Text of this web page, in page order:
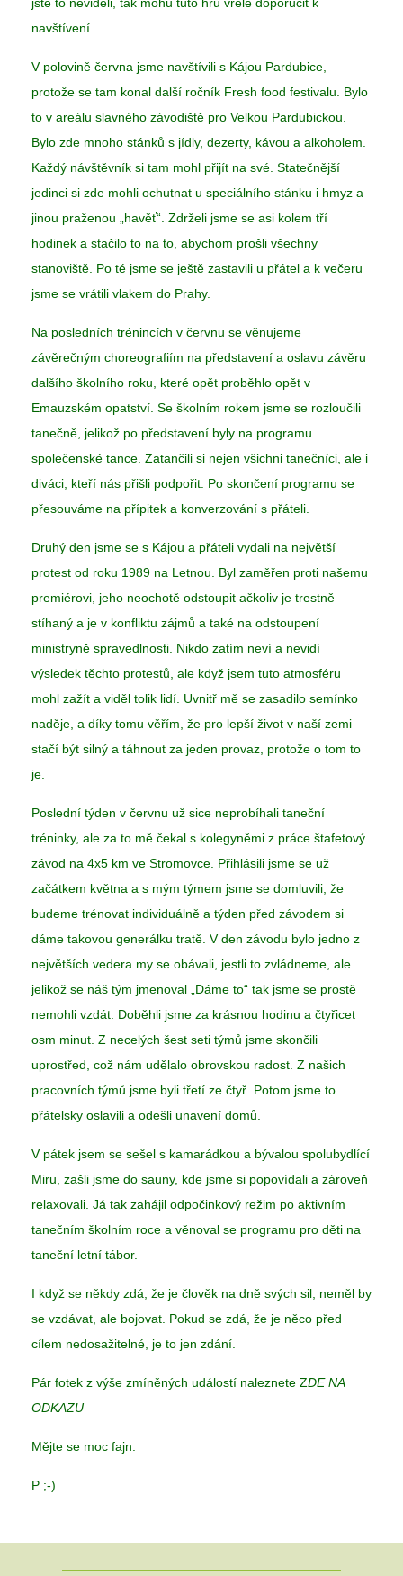
navštívení.
V polovině června jsme navštívili s Kájou Pardubice,
protože se tam konal další ročník Fresh food festivalu. Bylo
to v areálu slavného závodiště pro Velkou Pardubickou.
Bylo zde mnoho stánků s jídly, dezerty, kávou a alkoholem.
Každý návštěvník si tam mohl přijít na své. Statečnější
jedinci si zde mohli ochutnat u speciálního stánku i hmyz a
jinou praženou „havěť“. Zdrželi jsme se asi kolem tří
hodinek a stačilo to na to, abychom prošli všechny
stanoviště. Po té jsme se ještě zastavili u přátel a k večeru
jsme se vrátili vlakem do Prahy.
Na posledních trénincích v červnu se věnujeme
závěrečným choreografiím na představení a oslavu závěru
dalšího školního roku, které opět proběhlo opět v
Emauzském opatství. Se školním rokem jsme se rozloučili
tanečně, jelikož po představení byly na programu
společenské tance. Zatančili si nejen všichni tanečníci, ale i
diváci, kteří nás přišli podpořit. Po skončení programu se
přesouváme na přípitek a konverzování s přáteli.
Druhý den jsme se s Kájou a přáteli vydali na největší
protest od roku 1989 na Letnou. Byl zaměřen proti našemu
premiérovi, jeho neochotě odstoupit ačkoliv je trestně
stíhaný a je v konfliktu zájmů a také na odstoupení
ministryně spravedlnosti. Nikdo zatím neví a nevidí
výsledek těchto protestů, ale když jsem tuto atmosféru
mohl zažít a viděl tolik lidí. Uvnitř mě se zasadilo semínko
naděje, a díky tomu věřím, že pro lepší život v naší zemi
stačí být silný a táhnout za jeden provaz, protože o tom to
je.
Poslední týden v červnu už sice neprobíhali taneční
tréninky, ale za to mě čekal s kolegyněmi z práce štafetový
závod na 4x5 km ve Stromovce. Přihlásili jsme se už
začátkem května a s mým týmem jsme se domluvili, že
budeme trénovat individuálně a týden před závodem si
dáme takovou generálku tratě. V den závodu bylo jedno z
největších vedera my se obávali, jestli to zvládneme, ale
jelikož se náš tým jmenoval „Dáme to“ tak jsme se prostě
nemohli vzdát. Doběhli jsme za krásnou hodinu a čtyřicet
osm minut. Z necelých šest seti týmů jsme skončili
uprostřed, což nám udělalo obrovskou radost. Z našich
pracovních týmů jsme byli třetí ze čtyř. Potom jsme to
přátelsky oslavili a odešli unavení domů.
V pátek jsem se sešel s kamarádkou a bývalou spolubydlící
Miru, zašli jsme do sauny, kde jsme si popovídali a zároveň
relaxovali. Já tak zahájil odpočinkový režim po aktivním
tanečním školním roce a věnoval se programu pro děti na
taneční letní tábor.
I když se někdy zdá, že je člověk na dně svých sil, neměl by
se vzdávat, ale bojovat. Pokud se zdá, že je něco před
cílem nedosažitelné, je to jen zdání.
Pár fotek z výše zmíněných událostí naleznete ZDE NA
ODKAZU
Mějte se moc fajn.
P ;-)